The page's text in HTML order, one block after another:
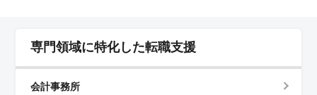
専門領域に特化した転職支援
会計事務所